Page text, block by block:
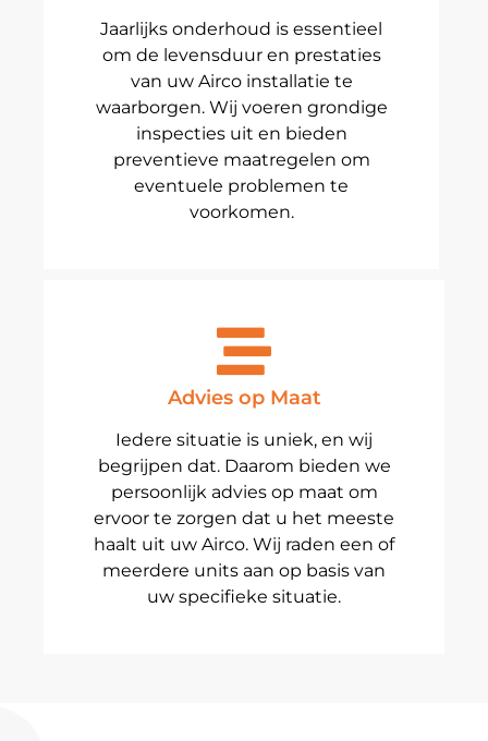
Jaarlijks onderhoud is essentieel
om de levensduur en prestaties
van uw Airco installatie te
waarborgen. Wij voeren grondige
inspecties uit en bieden
preventieve maatregelen om
eventuele problemen te
voorkomen.
Advies op Maat
Iedere situatie is uniek, en wij
begrijpen dat. Daarom bieden we
persoonlijk advies op maat om
ervoor te zorgen dat u het meeste
haalt uit uw Airco. Wij raden een of
meerdere units aan op basis van
uw specifieke situatie.